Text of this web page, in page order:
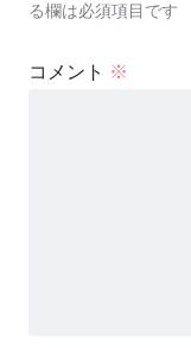
る欄は必須項目です
コメント ※